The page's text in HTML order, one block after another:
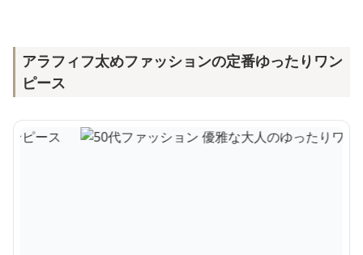
アラフィフ太めファッションの定番ゆったりワン
ピース